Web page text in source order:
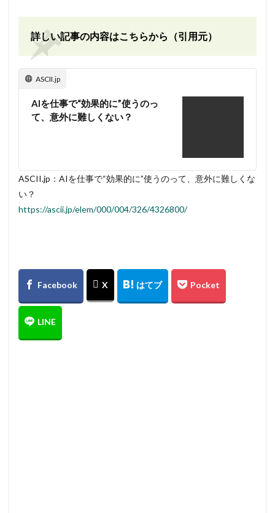
詳しい記事の内容はこちらから（引用元）
ASCII.jp
AIを仕事で“効果的に”使うのっ
て、意外に難しくない？
ASCII.jp：AIを仕事で“効果的に”使うのって、意外に難しくな
い？
https://ascii.jp/elem/000/004/326/4326800/